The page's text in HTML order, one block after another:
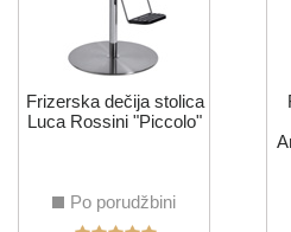
Frizerska dečija stolica
Luca Rossini "Piccolo"
Po porudžbini